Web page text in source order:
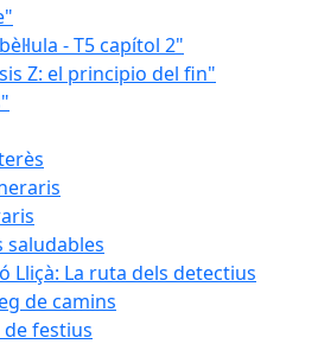
- T5 capítol 2"
Z: el principio del fin"
saludables
Lliçà: La ruta dels detectius
de camins
de festius